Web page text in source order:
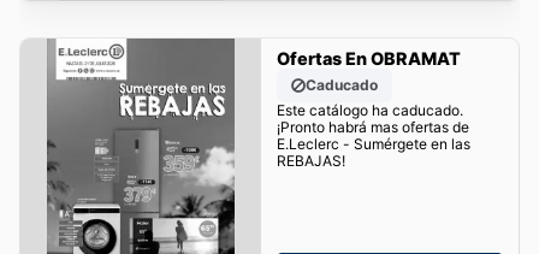
Ofertas En OBRAMAT
Caducado
Este catálogo ha caducado.
¡Pronto habrá mas ofertas de
E.Leclerc - Sumérgete en las
REBAJAS!